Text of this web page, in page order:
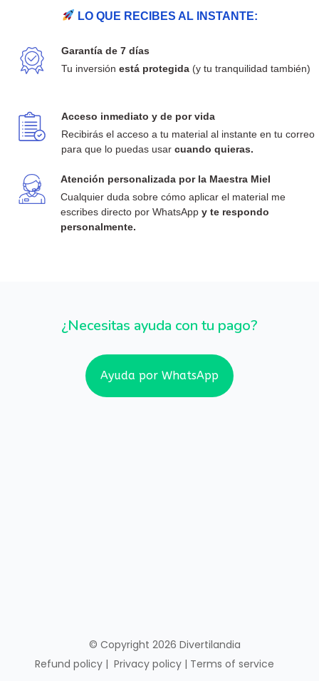
LO QUE RECIBES AL INSTANTE:
Garantía de 7 días
Tu inversión está protegida (y tu tranquilidad también)
Acceso inmediato y de por vida
Recibirás el acceso a tu material al instante en tu correo
para que lo puedas usar cuando quieras.
Atención personalizada por la Maestra Miel
Cualquier duda sobre cómo aplicar el material me
escribes directo por WhatsApp y te respondo
personalmente.
¿Necesitas ayuda con tu pago?
Ayuda por WhatsApp
© Copyright 2026 Divertilandia
Refund policy | Privacy policy | Terms of service